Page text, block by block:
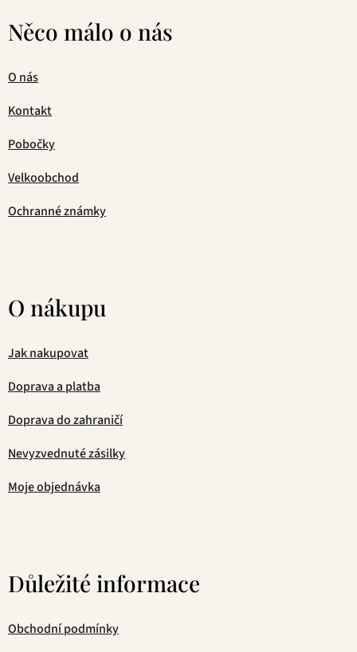
Něco málo o nás
O nás
Kontakt
Pobočky
Velkoobchod
Ochranné známky
O nákupu
Jak nakupovat
Doprava a platba
Doprava do zahraničí
Nevyzvednuté zásilky
Moje objednávka
Důležité informace
Obchodní podmínky